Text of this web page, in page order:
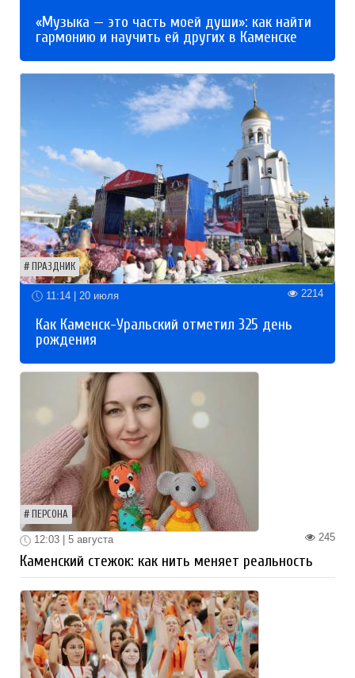
«Музыка — это часть моей души»: как найти
гармонию и научить ей других в Каменске
ПРАЗДНИК
11:14 | 20 июля 2214
Как Каменск-Уральский отметил 325 день
рождения
ПЕРСОНА
245
12:03 | 5 августа
Каменский стежок: как нить меняет реальность